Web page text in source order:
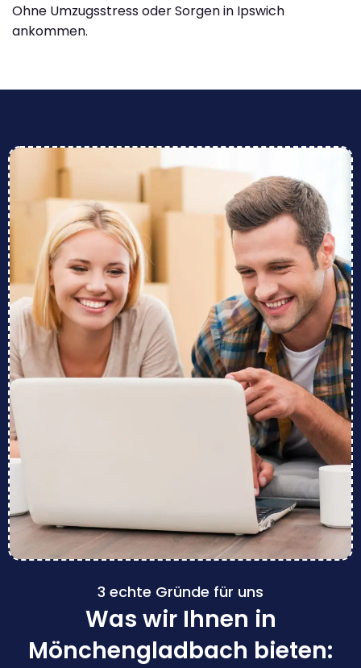
Ohne Umzugsstress oder Sorgen in Ipswich
ankommen.
3 echte Gründe für uns
Was wir Ihnen in
Mönchengladbach bieten: